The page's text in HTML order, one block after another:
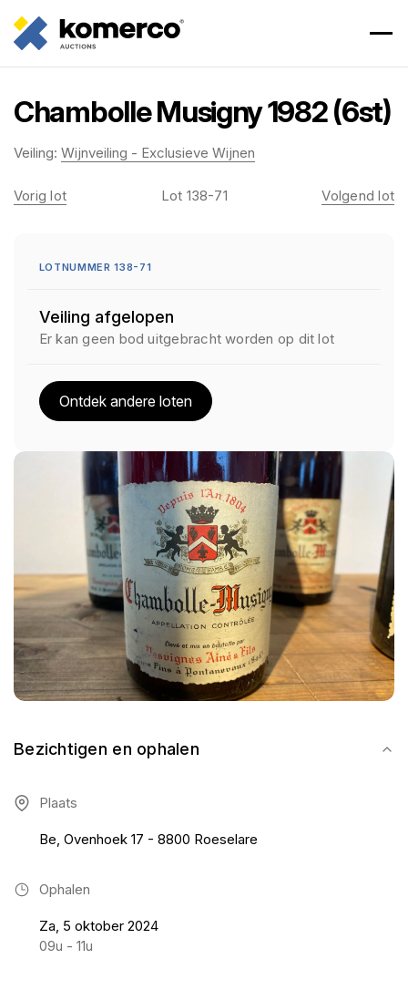
Chambolle Musigny 1982 (6st)
Veiling: Wijnveiling - Exclusieve Wijnen
Bezichtigen en ophalen
Plaats
Be, Ovenhoek 17 - 8800 Roeselare
Ophalen
Za, 5 oktober 2024
09u - 11u
Vorig lot Lot 138-71 Volgend lot
LOTNUMMER 138-71
Veiling afgelopen
Er kan geen bod uitgebracht worden op dit lot
Ontdek andere loten